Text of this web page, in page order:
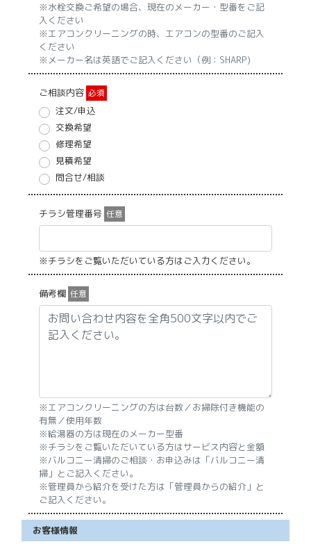
※水栓交換ご希望の場合、現在のメーカー・型番をご記
入ください
※エアコンクリーニングの時、エアコンの型番のご記入
ください
※メーカー名は英語でご記入ください（例：SHARP)
ご相談内容 必須
注文/申込
交換希望
修理希望
見積希望
問合せ/相談
チラシ管理番号 任意
※チラシをご覧いただいている方はご入力ください。
備考欄 任意
※エアコンクリーニングの方は台数／お掃除付き機能の
有無／使用年数
※給湯器の方は現在のメーカー型番
※チラシをご覧いただいている方はサービス内容と金額
※バルコニー清掃のご相談・お申込みは「バルコニー清
掃」とご記入ください。
※管理員から紹介を受けた方は「管理員からの紹介」と
ご記入ください。
お客様情報